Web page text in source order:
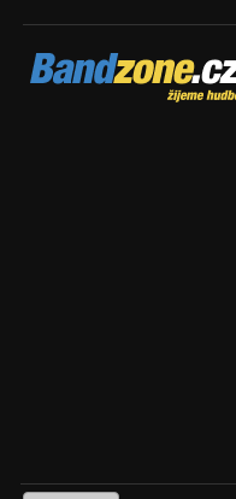
Bandzone.cz
žijeme hudbou